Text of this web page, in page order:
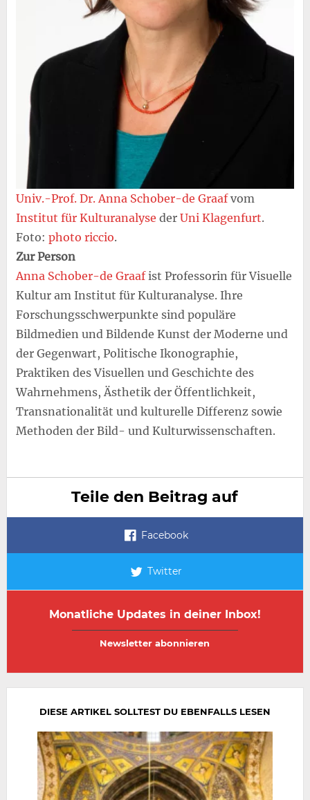
Univ.-Prof. Dr. Anna Schober-de Graafvom
Institut für Kulturanalyse der Uni Klagenfurt.
Foto: photo riccio.
Zur Person
Anna Schober-de Graafist Professorin für Visuelle
Kultur am Institut für Kulturanalyse. Ihre
Forschungsschwerpunkte sind populäre
Bildmedien und Bildende Kunst der Moderne und
der Gegenwart, Politische Ikonographie,
Praktiken des Visuellen und Geschichte des
Wahrnehmens, Ästhetik der Öffentlichkeit,
Transnationalität und kulturelle Differenz sowie
Methoden der Bild- und Kulturwissenschaften.
Teile den Beitrag auf
Facebook
Twitter
Monatliche Updates in deiner Inbox!
DIESE ARTIKEL SOLLTEST DU EBENFALLS LESEN